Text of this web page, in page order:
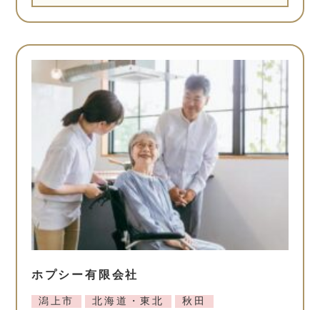
ホプシー有限会社
潟上市 北海道・東北
秋田